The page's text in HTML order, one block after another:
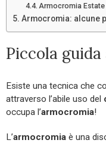
Armocromia Estate
Armocromia: alcune
Piccola guida
Esiste una tecnica che
attraverso l’abile uso del
occupa l’armocromia!
L’armocromia è una